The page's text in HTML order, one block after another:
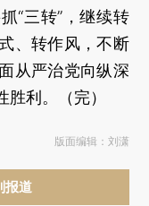
“三转”，继续转
、转作风，不断
从严治党向纵深
利。（完）
版面编辑：刘潇
报道